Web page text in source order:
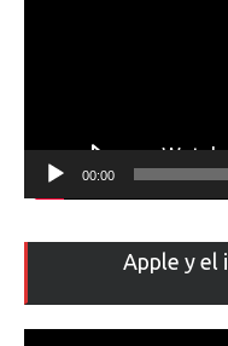
00:00
Apple y el